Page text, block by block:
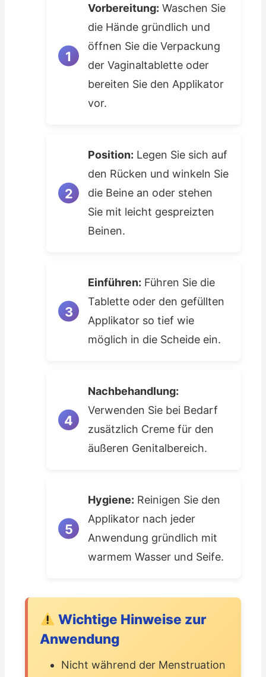
Vorbereitung: Waschen Sie
die Hände gründlich und
öffnen Sie die Verpackung
der Vaginaltablette oder
bereiten Sie den Applikator
vor.
Position: Legen Sie sich auf
den Rücken und winkeln Sie
die Beine an oder stehen
Sie mit leicht gespreizten
Beinen.
Einführen: Führen Sie die
Tablette oder den gefüllten
Applikator so tief wie
möglich in die Scheide ein.
Nachbehandlung:
Verwenden Sie bei Bedarf
zusätzlich Creme für den
äußeren Genitalbereich.
Hygiene: Reinigen Sie den
Applikator nach jeder
Anwendung gründlich mit
warmem Wasser und Seife.
Wichtige Hinweise zur
Anwendung
Nicht während der Menstruation